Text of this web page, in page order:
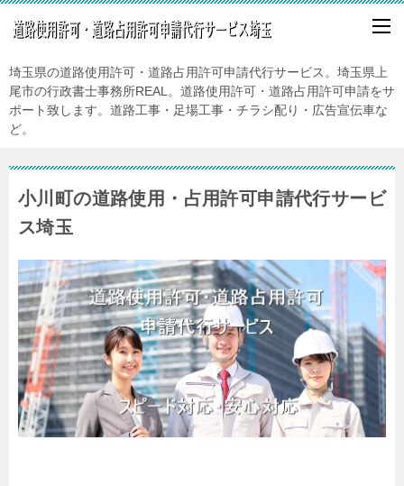
埼玉県の道路使用許可・道路占用許可申請代行サービス。埼玉県上
尾市の行政書士事務所REAL。道路使用許可・道路占用許可申請をサ
ポート致します。道路工事・足場工事・チラシ配り・広告宣伝車な
ど。
小川町の道路使用・占用許可申請代行サービ
ス埼玉